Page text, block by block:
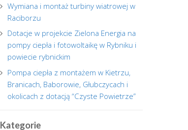
Wymiana i montaż turbiny wiatrowej w
Raciborzu
Dotacje w projekcie Zielona Energia na
pompy ciepła i fotowoltaikę w Rybniku i
powiecie rybnickim
Pompa ciepła z montażem w Kietrzu,
Branicach, Baborowie, Głubczycach i
okolicach z dotacją “Czyste Powietrze”
Kategorie